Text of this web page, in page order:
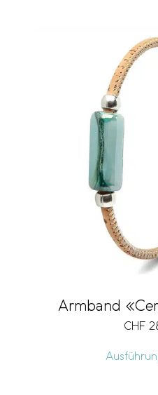
Armband
CHF